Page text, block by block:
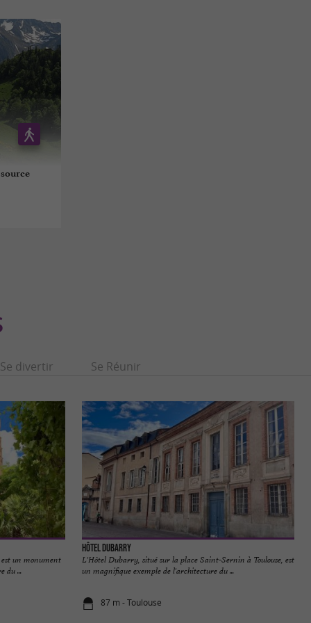
Se divertir Se Réunir
est un monument
du ...
Hôtel Dubarry
L'Hôtel Dubarry, situé sur la place Saint-Sernin à Toulouse, est
un magnifique exemple de l'architecture du ...
87 m - Toulouse